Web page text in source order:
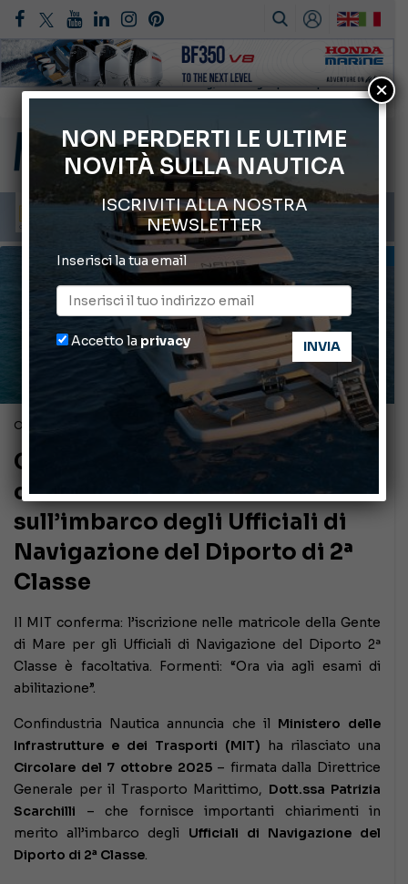
Gommoni Callegari acquisisce Geniuss
66° Salone Nautico Internazionale di Genova
Svelati i Mondiali di Wakeboard 2026
Cannes Yachting Festival 2026: tutte le novità attese a settembre
Montecristo Yachting, l’orologio per il diportista
Ottobre 10, 2025
Confindustria Nautica:
chiarimenti del MIT
sull’imbarco degli Ufficiali di
Navigazione del Diporto di 2ª
Classe
Il MIT conferma: l’iscrizione nelle matricole della Gente
di Mare per gli Ufficiali di Navigazione del Diporto 2ª
Classe è facoltativa. Formenti: “Ora via agli esami di
abilitazione”.
Confindustria Nautica annuncia che il Ministero delle
Infrastrutture e dei Trasporti (MIT) ha rilasciato una
Circolare del 7 ottobre 2025– firmata dalla Direttrice
Generale per il Trasporto Marittimo, Dott.ssa Patrizia
Scarchilli – che fornisce importanti chiarimenti in
merito all’imbarco degli Ufficiali di Navigazione del
Diporto di 2ª Classe.
NON PERDERTI LE ULTIME
NOVITÀ SULLA NAUTICA
ISCRIVITI ALLA NOSTRA
NEWSLETTER
Inserisci la tua email
Accetto la privacy
×